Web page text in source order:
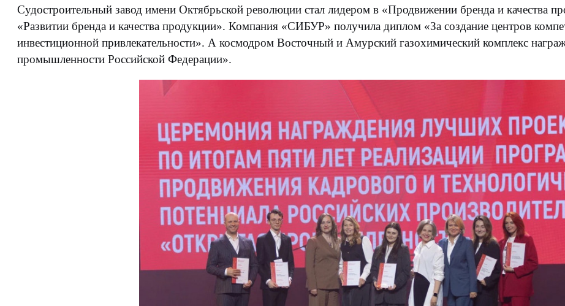
Судостроительный завод имени Октябрьской революции стал лидером в «Продвижении бренда и качества
«Развитии бренда и качества продукции». Компания «СИБУР» получила диплом «За создание центров
инвестиционной привлекательности». А космодром Восточный и Амурский газохимический комплекс
промышленности Российской Федерации».